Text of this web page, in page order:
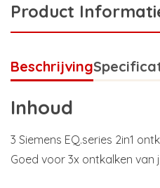
Product
Beschrijving
Inhoud
3 Siemens EQ.series 2in1
Goed voor 3x ontkalken van